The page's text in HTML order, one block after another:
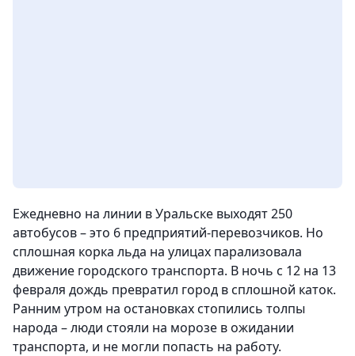
Ежедневно на линии в Уральске выходят 250
автобусов – это 6 предприятий-перевозчиков. Но
сплошная корка льда на улицах парализовала
движение городского транспорта. В ночь с 12 на 13
февраля дождь превратил город в сплошной каток.
Ранним утром на остановках стопились толпы
народа – люди стояли на морозе в ожидании
транспорта, и не могли попасть на работу.